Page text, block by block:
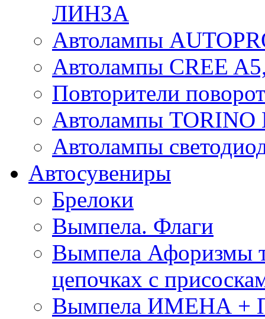
ЛИНЗА
Автолампы
Автолампы CREE
Повторители
Автолампы
Автолампы
Автосувениры
Брелоки
Вымпела. Флаги
Вымпела Афоризмы
цепочках с
Вымпела ИМЕНА +